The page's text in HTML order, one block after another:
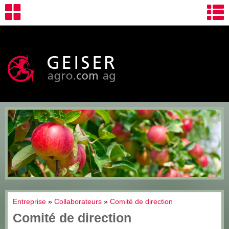
Entreprise » Collaborateurs » Comité de direction
Comité de direction